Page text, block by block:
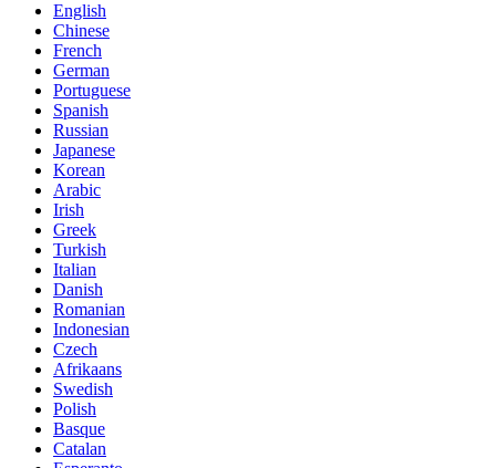
English
Chinese
French
German
Portuguese
Spanish
Russian
Japanese
Korean
Arabic
Irish
Greek
Turkish
Italian
Danish
Romanian
Indonesian
Czech
Afrikaans
Swedish
Polish
Basque
Catalan